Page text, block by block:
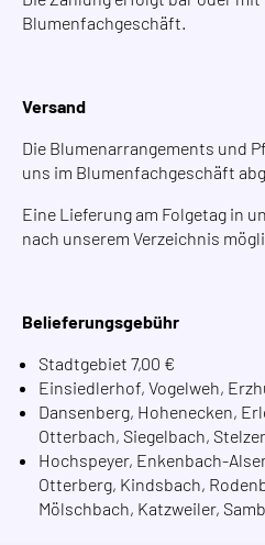
Blumenfachgeschäft.
Versand
Die Blumenarrangements und
uns im Blumenfachgeschäft
Eine Lieferung am Folgetag in
nach unserem Verzeichnis
Belieferungsgebühr
Stadtgebiet 7,00 €
Einsiedlerhof, Vogelweh,
Dansenberg, Hohenecken,
Otterbach, Siegelbach,
Hochspeyer, Enkenbach-
Otterberg, Kindsbach,
Mölschbach, Katzweiler,